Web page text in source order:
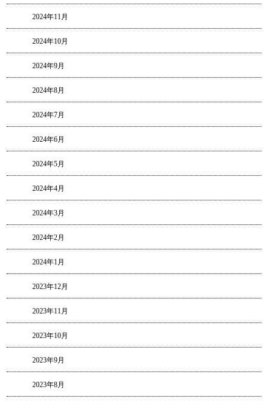
2024年11月
2024年10月
2024年9月
2024年8月
2024年7月
2024年6月
2024年5月
2024年4月
2024年3月
2024年2月
2024年1月
2023年12月
2023年11月
2023年10月
2023年9月
2023年8月